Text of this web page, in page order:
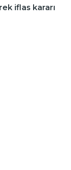
iflas kararı